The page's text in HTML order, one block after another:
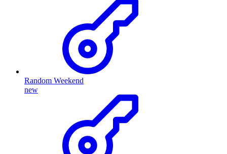
Random Weekend
new